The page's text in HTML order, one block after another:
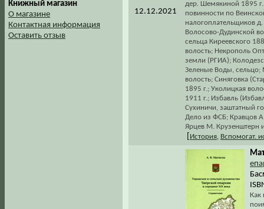
Книжный магазин
О магазине
Контактная информация
Оставить отзыв
12.12.2021
дер. Шемякиной 1895
повинности по
налогоплательщиков
Волосово-Дудинской
сельца Киреевского
волость; Некрополь
земли (РГИА);
Зеленые Воды, сельцо;
волость; Синяговка
1895 г.; Уколицкая
1911 г.; Избавль
Сухиничи, заштатный
Дело из ФСБ; Кравцов
Ярцев М. Крузенштерн
История Вспомогат.
Как